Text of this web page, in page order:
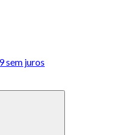
sem juros